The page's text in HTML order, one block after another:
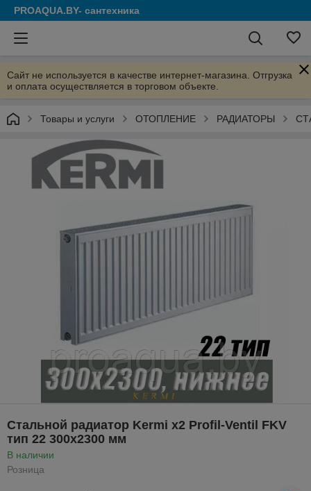
PROAQUA.BY- сантехника
Сайт не используется в качестве интернет-магазина. Отгрузка
и оплата осуществляется в торговом объекте.
Товары и услуги ОТОПЛЕНИЕ РАДИАТОРЫ
Стальной радиатор Kermi x2 Profil-Ventil FKV
тип 22 300x2300 мм
В наличии
Розница